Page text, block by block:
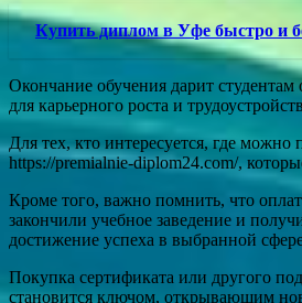
Купить диплом в Уфе быстро и
Окончание обучения дарит
для карьерного роста и
Для тех, кто интересуется, где
https://premialnie-diplom24.com/,
Кроме того, важно помнить, что
закончили учебное заведение и
достижение успеха в выбранной
Покупка сертификата или другого
становится ключом, открывающим